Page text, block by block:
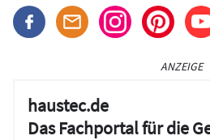
ANZEIGE
haustec.de
Das Fachportal für die